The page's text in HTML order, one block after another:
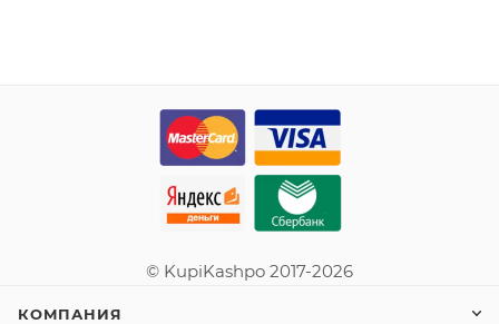
© KupiKashpo 2017-2026
КОМПАНИЯ